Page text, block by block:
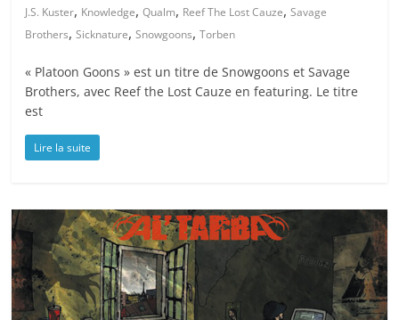
J.S. Kuster, Knowledge,Qualm, Reef The Lost Cauze,Savage
Brothers,Sicknature,Snowgoons,Torben
« Platoon Goons » est un titre de Snowgoons et Savage
Brothers, avec Reef the Lost Cauze en featuring. Le titre
est
Lire la suite